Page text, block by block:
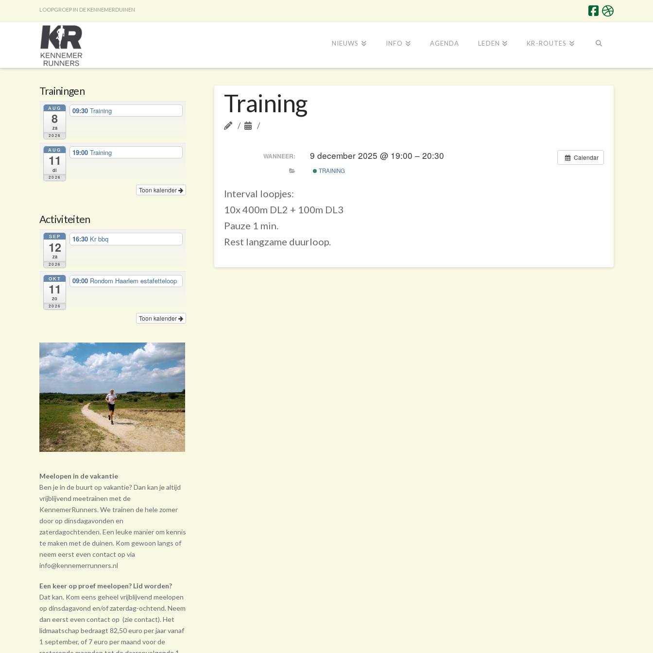
LOOPGROEP IN DE KENNEMERDUINEN
NIEUWS INFO AGENDA LEDEN KR-ROUTES
Training
Calendar
WANNEER: 9 december 2025 @ 19:00 – 20:30
TRAINING
Interval loopjes:
10x 400m DL2 + 100m DL3
Pauze 1 min.
Rest langzame duurloop.
Trainingen
AUG
8
za
2026
09:30Training
AUG
11
di
2026
19:00Training
Toon kalender
Activiteiten
SEP
12
za
2026
16:30 Kr bbq
OKT
11
zo
2026
09:00 Rondom Haarlem estafetteloop
Toon kalender
Meelopen in de vakantie
Ben je in de buurt op vakantie? Dan kan je altijd
vrijblijvend meetrainen met de
KennemerRunners. We trainen de hele zomer
door op dinsdagavonden en
zaterdagochtenden. Een leuke manier om kennis
te maken met de duinen. Kom gewoon langs of
neem eerst even contact op via
info@kennemerrunners.nl
Een keer op proef meelopen? Lid worden?
Dat kan. Kom eens geheel vrij­blijvend meelopen
op dinsdagavond en/of zaterdag-ochtend. Neem
dan eerst even contact op (zie contact). Het
lidmaatschap bedraagt 82,50 euro per jaar vanaf
1 september, of 7 euro per maand voor de